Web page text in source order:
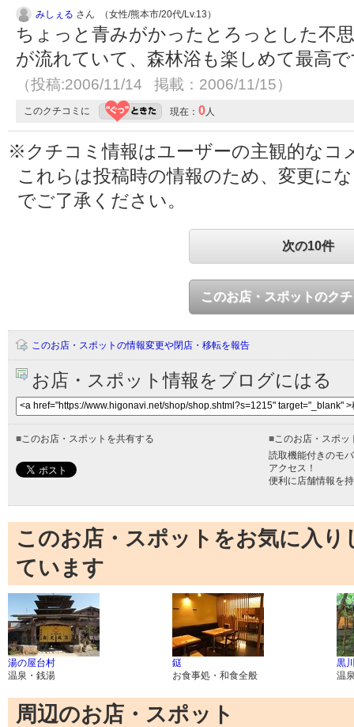
みしぇる さん （女性/熊本市/20代/Lv.13）
ちょっと青みがかったとろっとした不
が流れていて、森林浴も楽しめて最高
（投稿:2006/11/14 掲載：2006/11/15）
このクチコミに 現在： 0 人
※クチコミ情報はユーザーの主観的なコ
これらは投稿時の情報のため、変更に
でご了承ください。
次の10件
このお店・スポットのク
このお店・スポットの情報変更や閉店・移転を報告
お店・スポット情報をブログにはる
■ このお店・スポットを共有する ■ このお店・スポ
読取機能付きのモ
アクセス！
便利に店舗情報を
このお店・スポットをお気に入
ています
湯の屋台村
温泉・銭湯
鎹
お食事処・和食全般
黒
温
周辺のお店・スポット